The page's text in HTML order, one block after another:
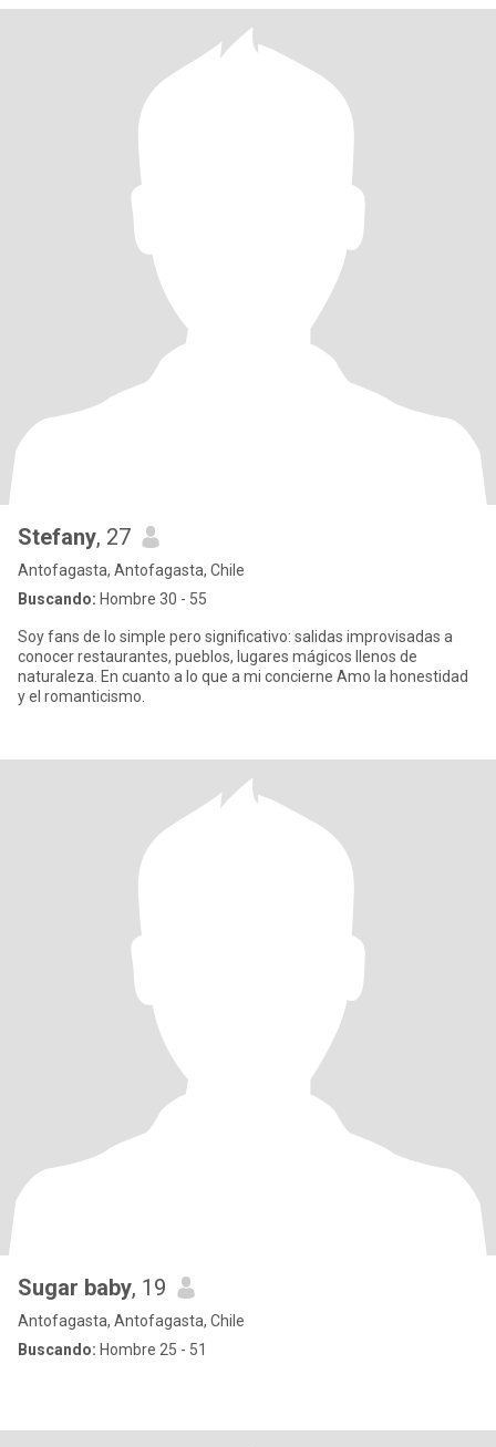
Stefany, 27
Antofagasta, Antofagasta, Chile
Buscando: Hombre 30 - 55
Soy fans de lo simple pero significativo: salidas improvisadas a
conocer restaurantes, pueblos, lugares mágicos llenos de
naturaleza. En cuanto a lo que a mi concierne Amo la honestidad
y el romanticismo.
Sugar baby, 19
Antofagasta, Antofagasta, Chile
Buscando: Hombre 25 - 51